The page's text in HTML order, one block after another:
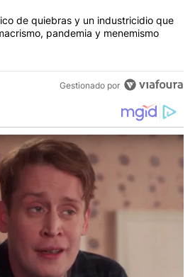
el título "Récord histórico de
de quiebras y un industricidio que
pandemia y menemismo
Gestionado por